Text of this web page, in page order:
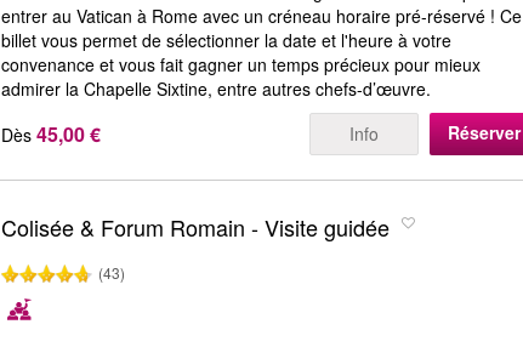
entrer au Vatican à Rome avec un créneau horaire pré-réservé ! Ce
billet vous permet de sélectionner la date et l'heure à votre
convenance et vous fait gagner un temps précieux pour mieux
admirer la Chapelle Sixtine, entre autres chefs-d’œuvre.
Dès 45,00 € Info Réserver
Colisée & Forum Romain - Visite guidée
(43)